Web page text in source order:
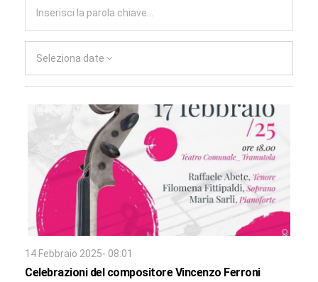
Seleziona date
14 Febbraio 2025- 08:01
Celebrazioni del compositore Vincenzo Ferroni